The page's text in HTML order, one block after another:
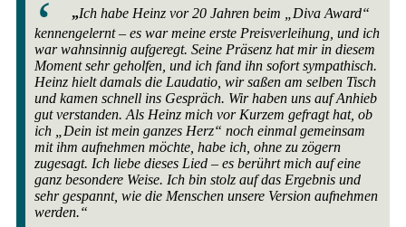
„Ich habe Heinz vor 20 Jahren beim „Diva Award“
kennengelernt – es war meine erste Preisverleihung, und ich
war wahnsinnig aufgeregt. Seine Präsenz hat mir in diesem
Moment sehr geholfen, und ich fand ihn sofort sympathisch.
Heinz hielt damals die Laudatio, wir saßen am selben Tisch
und kamen schnell ins Gespräch. Wir haben uns auf Anhieb
gut verstanden. Als Heinz mich vor Kurzem gefragt hat, ob
ich „Dein ist mein ganzes Herz“ noch einmal gemeinsam
mit ihm aufnehmen möchte, habe ich, ohne zu zögern
zugesagt. Ich liebe dieses Lied – es berührt mich auf eine
ganz besondere Weise. Ich bin stolz auf das Ergebnis und
sehr gespannt, wie die Menschen unsere Version aufnehmen
werden.“